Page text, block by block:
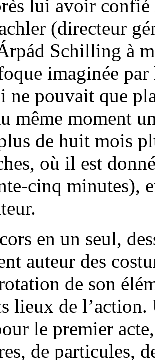
lui avoir confié
(directeur
Schilling à
imaginée
ne pouvait que
même moment
de huit mois
où il est
cinq minutes),
en un seul,
auteur des
de son
lieux de l’action.
le premier
de particules,